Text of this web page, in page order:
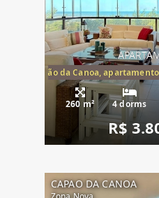
mar Capão da Canoa,
260 m² 4 dorms
R$
CAPAO DA CANOA